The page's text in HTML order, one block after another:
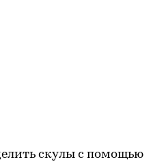
скулы с помощью